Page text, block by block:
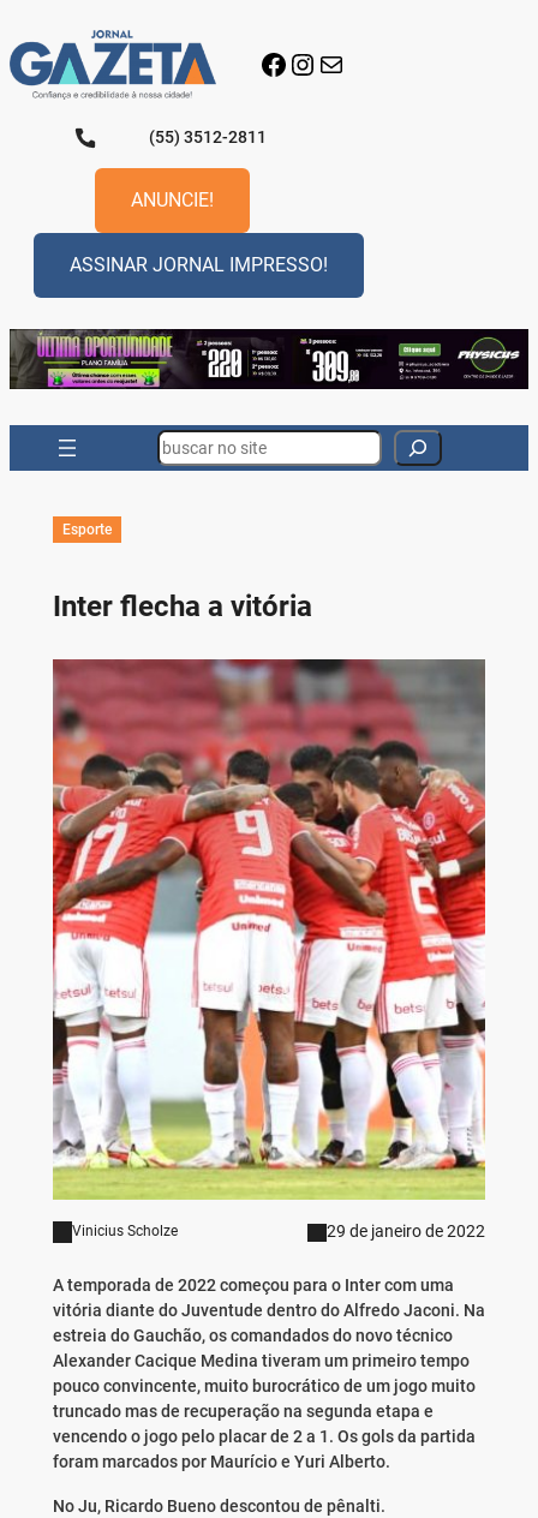
para
o
conteúdo
Facebook
Instagram
E-mail
(55) 3512-2811
ANUNCIE!
ASSINAR JORNAL IMPRESSO!
Search
Esporte
Inter flecha a vitória
Vinicius Scholze 29 de janeiro de 2022
A temporada de 2022 começou para o Inter com uma
vitória diante do Juventude dentro do Alfredo Jaconi. Na
estreia do Gauchão, os comandados do novo técnico
Alexander Cacique Medina tiveram um primeiro tempo
pouco convincente, muito burocrático de um jogo muito
truncado mas de recuperação na segunda etapa e
vencendo o jogo pelo placar de 2 a 1. Os gols da partida
foram marcados por Maurício e Yuri Alberto.
No Ju, Ricardo Bueno descontou de pênalti.